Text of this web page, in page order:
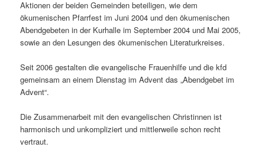
Aktionen der beiden Gemeinden beteiligen, wie dem
ökumenischen Pfarrfest im Juni 2004 und den ökumenischen
Abendgebeten in der Kurhalle im September 2004 und Mai 2005,
sowie an den Lesungen des ökumenischen Literaturkreises.
Seit 2006 gestalten die evangelische Frauenhilfe und die kfd
gemeinsam an einem Dienstag im Advent das „Abendgebet im
Advent“.
Die Zusammenarbeit mit den evangelischen Christinnen ist
harmonisch und unkompliziert und mittlerweile schon recht
vertraut.